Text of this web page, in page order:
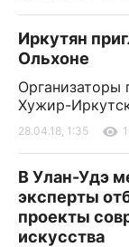
Иркутян
Ольхоне
Организаторы
Хужир-
28.04.18, 1:35
В Улан-Удэ
эксперты
проекты
искусства